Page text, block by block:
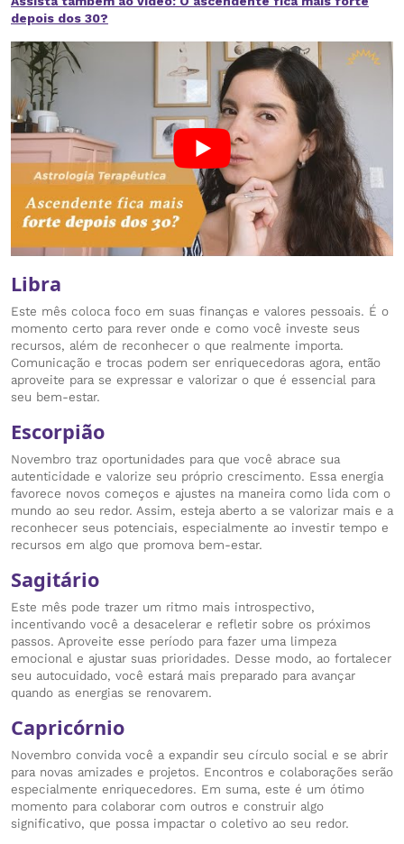
depois dos 30?
Libra
Este mês coloca foco em suas finanças e valores pessoais. É o
momento certo para rever onde e como você investe seus
recursos, além de reconhecer o que realmente importa.
Comunicação e trocas podem ser enriquecedoras agora, então
aproveite para se expressar e valorizar o que é essencial para
seu bem-estar.
Escorpião
Novembro traz oportunidades para que você abrace sua
autenticidade e valorize seu próprio crescimento. Essa energia
favorece novos começos e ajustes na maneira como lida com o
mundo ao seu redor. Assim, esteja aberto a se valorizar mais e a
reconhecer seus potenciais, especialmente ao investir tempo e
recursos em algo que promova bem-estar.
Sagitário
Este mês pode trazer um ritmo mais introspectivo,
incentivando você a desacelerar e refletir sobre os próximos
passos. Aproveite esse período para fazer uma limpeza
emocional e ajustar suas prioridades. Desse modo, ao fortalecer
seu autocuidado, você estará mais preparado para avançar
quando as energias se renovarem.
Capricórnio
Novembro convida você a expandir seu círculo social e se abrir
para novas amizades e projetos. Encontros e colaborações serão
especialmente enriquecedores. Em suma, este é um ótimo
momento para colaborar com outros e construir algo
significativo, que possa impactar o coletivo ao seu redor.